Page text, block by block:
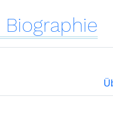
Biographie